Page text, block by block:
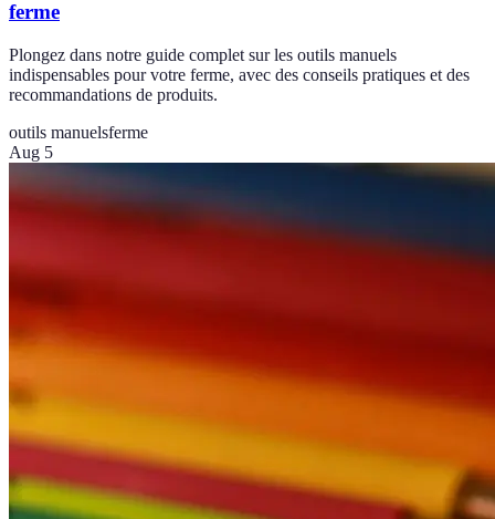
ferme
Plongez dans notre guide complet sur les outils manuels
indispensables pour votre ferme, avec des conseils pratiques et des
recommandations de produits.
outils manuelsferme
Aug 5